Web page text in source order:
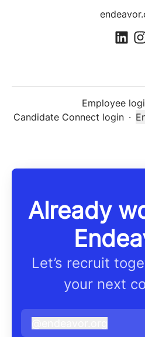
Employee
Candidate Connect login ·
Already
Let’s recruit
your next
endeavor.org